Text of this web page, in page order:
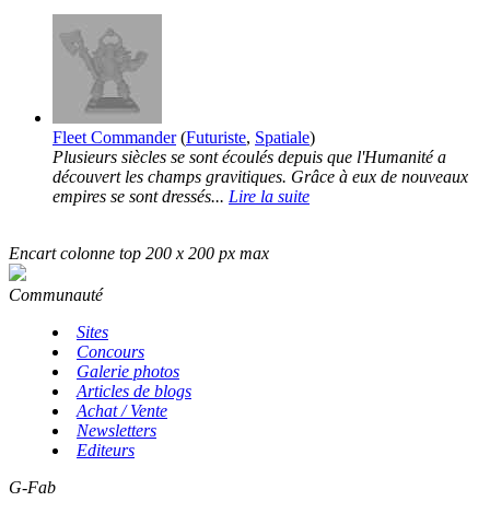
Fleet Commander(Futuriste, Spatiale)
Plusieurs siècles se sont écoulés depuis que l'Humanité a
découvert les champs gravitiques. Grâce à eux de nouveaux
empires se sont dressés... Lire la suite
Encart colonne top 200 x 200 px max
Communauté
Sites
Concours
Galerie photos
Articles de blogs
Achat / Vente
Newsletters
Editeurs
G-Fab